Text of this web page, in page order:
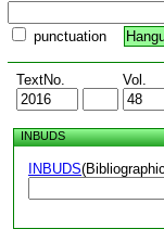
punctuation
TextNo. Vol.
INBUDS
INBUDS